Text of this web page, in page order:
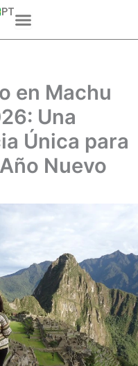
PT
en Machu
Una
Única para
Nuevo